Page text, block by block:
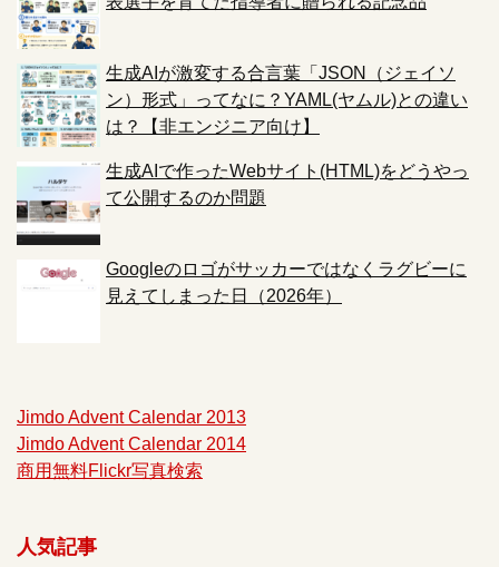
生成AIが激変する合言葉「JSON（ジェイソ
ン）形式」ってなに？YAML(ヤムル)との違い
は？【非エンジニア向け】
生成AIで作ったWebサイト(HTML)をどうやっ
て公開するのか問題
Googleのロゴがサッカーではなくラグビーに
見えてしまった日（2026年）
Jimdo Advent Calendar 2013
Jimdo Advent Calendar 2014
商用無料Flickr写真検索
人気記事